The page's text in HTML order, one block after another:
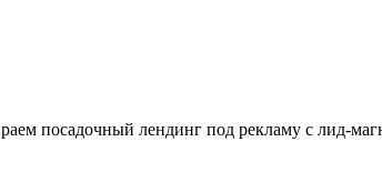
посадочный лендинг под рекламу с лид-